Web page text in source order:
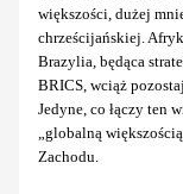
większości, dużej
chrześcijańskiej.
Brazylia, będąca
BRICS, wciąż
Jedyne, co łączy ten
„globalną
Zachodu.